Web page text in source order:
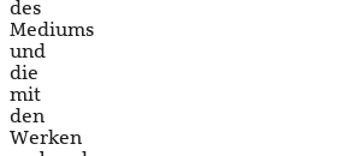
des
Mediums
und
die
mit
den
Werken